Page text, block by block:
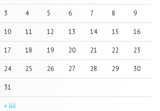
« Júl
3 4 5 6 7 8 9
10 11 12 13 14 15 16
17 18 19 20 21 22 23
24 25 26 27 28 29 30
31